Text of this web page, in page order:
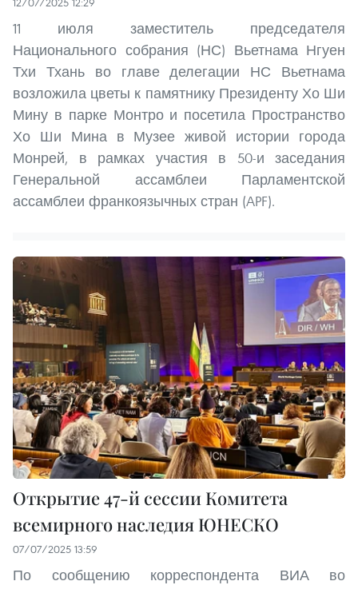
11 июля заместитель председателя
Национального собрания (НС) Вьетнама Нгуен
Тхи Тхань во главе делегации НС Вьетнама
возложила цветы к памятнику Президенту Хо Ши
Мину в парке Монтро и посетила Пространство
Хо Ши Мина в Музее живой истории города
Монрей, в рамках участия в 50-и заседания
Генеральной ассамблеи Парламентской
ассамблеи франкоязычных стран (APF).
Открытие 47-й сессии Комитета
всемирного наследия ЮНЕСКО
07/07/2025 13:59
По сообщению корреспондента ВИА во